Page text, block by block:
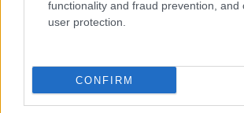
functionality and fraud prevention, and
user protection.
CONFIRM
Invia un Comunicato Stampa